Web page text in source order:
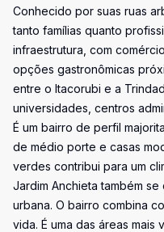
Conhecido por suas ruas
tanto famílias quanto
infraestrutura, com
opções gastronômicas
entre o Itacorubi e a
universidades, centros
É um bairro de perfil
de médio porte e casas
verdes contribui para um
Jardim Anchieta também
urbana. O bairro combina
vida. É uma das áreas